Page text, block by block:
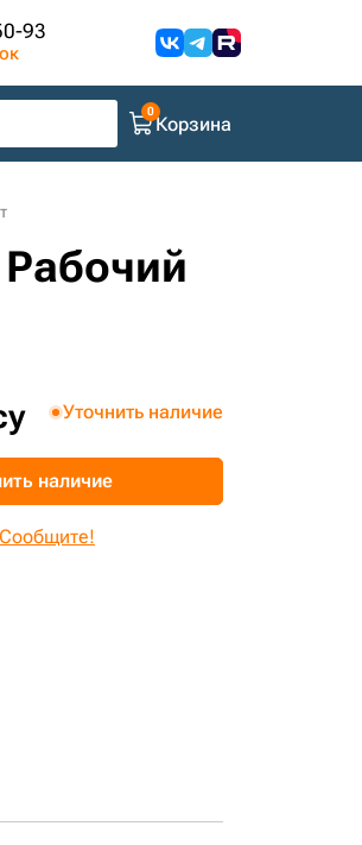
93
Корзина
Уточнить наличие
наличие